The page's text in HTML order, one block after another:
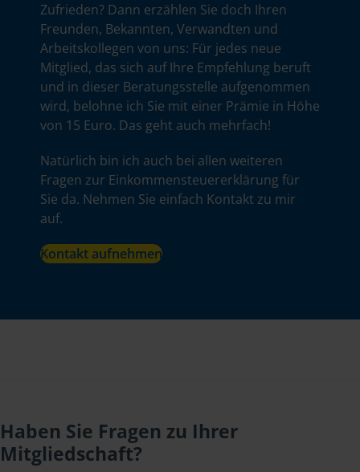
Zufrieden? Dann erzählen Sie doch Ihren
Freunden, Bekannten, Verwandten und
Arbeitskollegen von uns: Für jedes neue
Mitglied, das sich auf Ihre Empfehlung beruft
und in dieser Beratungsstelle aufgenommen
wird, belohne ich Sie mit einer Prämie in Höhe
von 15 Euro. Das geht auch mehrfach!
Natürlich bin ich auch bei allen weiteren
Fragen zur Einkommensteuererklärung für
Sie da. Nehmen Sie einfach Kontakt zu mir
auf.
Kontakt aufnehmen
Haben Sie Fragen zu Ihrer
Mitgliedschaft?